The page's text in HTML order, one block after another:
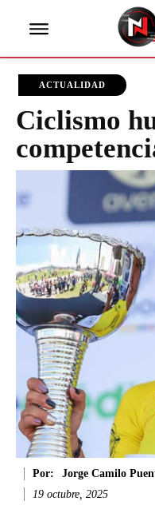
ACTUALIDAD
Ciclismo
Por:
Jorge Camilo
19 octubre, 2025